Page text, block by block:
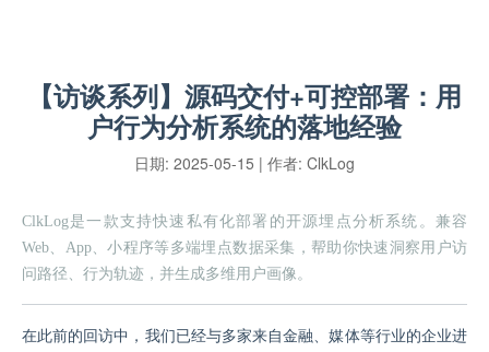
【访谈系列】源码交付+可控部署：用
户行为分析系统的落地经验
日期: 2025-05-15 | 作者: ClkLog
ClkLog是一款支持快速私有化部署的开源埋点分析系统。兼容
Web、App、小程序等多端埋点数据采集，帮助你快速洞察用户访
问路径、行为轨迹，并生成多维用户画像。
在此前的回访中，我们已经与多家来自金融、媒体等行业的企业进